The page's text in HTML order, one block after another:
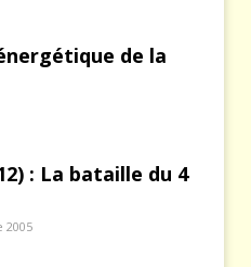
de la
: La bataille du 4
2005